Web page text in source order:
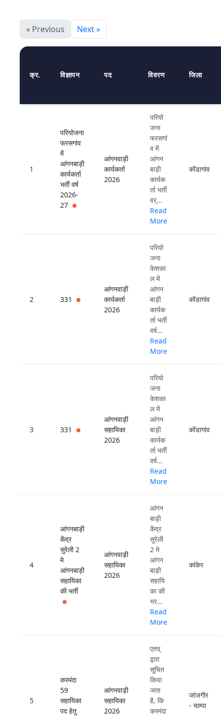
क्र. विज्ञापन पद विवरण जिला
1
परियोजना
फरसगांव
में
आंगनबाड़ी
कार्यकर्ता
भर्ती वर्ष
2026-
27
आंगनवाड़ी
कार्यकर्ता
2026
परियो
जना
फरसगां
व में
आंगन
बाड़ी
कार्यक
र्ता भर्ती
वर्...
Read
More
कोंडागांव
2 331
आंगनवाड़ी
कार्यकर्ता
2026
परियो
जना
केशका
ल में
आंगन
बाड़ी
कार्यक
र्ता भर्ती
वर्ष...
Read
More
कोंडागांव
3 331
आंगनवाड़ी
सहायिका
2026
परियो
जना
केशका
ल में
आंगन
बाड़ी
कार्यक
र्ता भर्ती
वर्ष...
Read
More
कोंडागांव
4
आंगनबाड़ी
केंद्र
सुरेली 2
मे
आंगनबाड़ी
सहायिका
की भर्ती
आंगनवाड़ी
सहायिका
2026
आंगन
बाड़ी
केंद्र
सुरेली
2 मे
आंगन
बाड़ी
सहायि
का की
भर...
Read
More
कांकेर
5
करमंदा
59
सहायिका
पद हेतु
आंगनवाड़ी
सहायिका
2026
एतद्
द्वारा
सूचित
किया
जता
है, कि
करमंदा
जांजगीर
- चाम्पा
« Previous Next »